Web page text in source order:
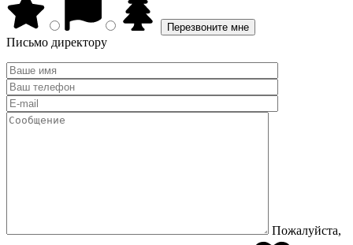
Письмо директору
Пожалуйста,